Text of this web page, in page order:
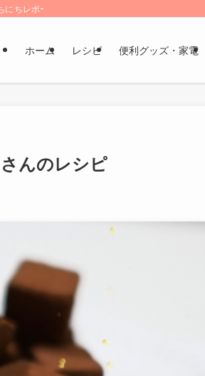
ちレポート
ホーム レシピ 便利グッズ・家電
んのレシピ